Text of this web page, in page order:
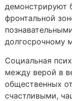
демонстрируют
фронтальной
долгосрочному
Социальная
между верой в
общественных
счастливыми,